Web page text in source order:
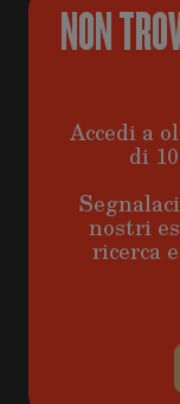
NON
Accedi a
di
nostri
ricerca